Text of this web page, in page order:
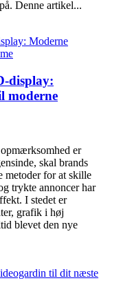
Denne artikel...
display:
moderne
er
skal brands
metoder for at skille
trykte annoncer har
I stedet er
grafik i høj
blevet den nye